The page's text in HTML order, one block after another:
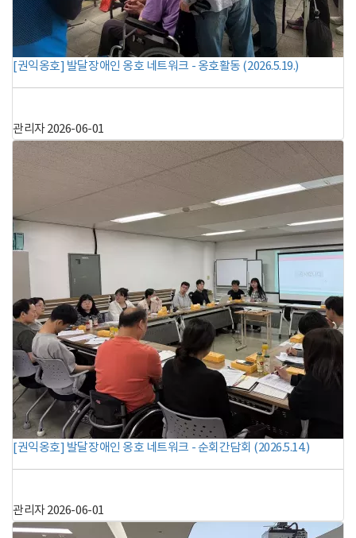
[권익옹호] 발달장애인 옹호 네트워크 - 옹호활동 (2026.5.19.)
관리자2026-06-01
[권익옹호] 발달장애인 옹호 네트워크 - 순회간담회 (2026.5.14.)
관리자2026-06-01